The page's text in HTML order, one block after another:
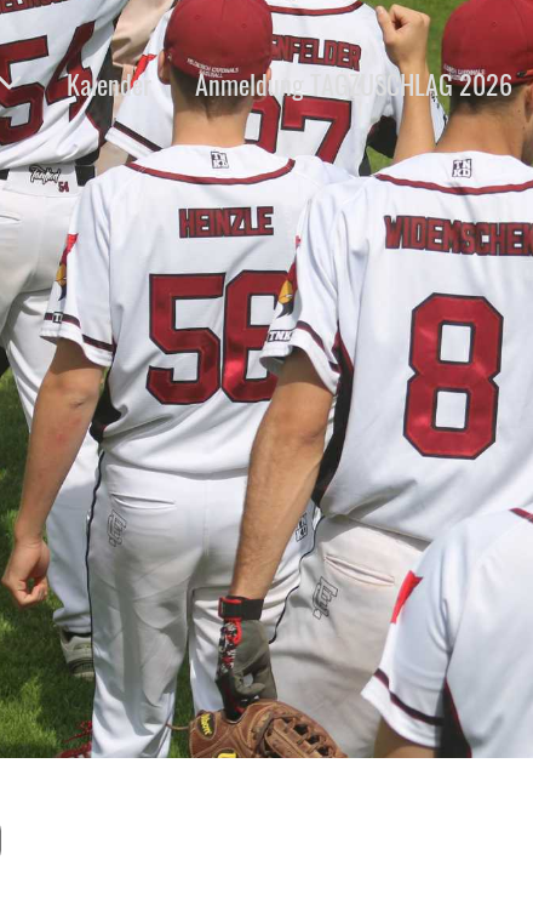
Kalender Anmeldung TAGZUSCHLAG 2026